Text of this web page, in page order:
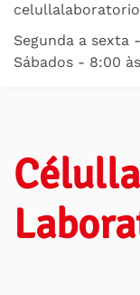
Segunda a sexta
Sábados - 8:00 às
Célulla